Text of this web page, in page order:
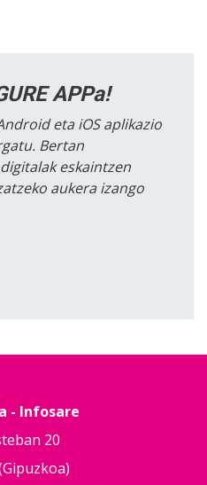
APPa!
eta iOS aplikazio
Bertan
eskaintzen
aukera izango
- Infosare
20